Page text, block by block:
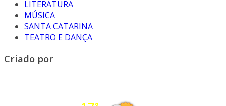
LITERATURA
MÚSICA
SANTA CATARINA
TEATRO E DANÇA
Criado por